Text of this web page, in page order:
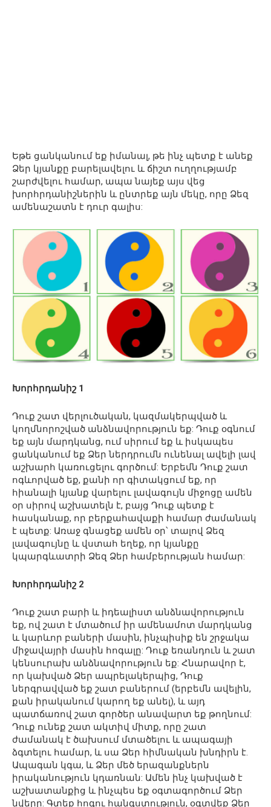
Եթե ​​ցանկանում եք իմանալ, թե ինչ պետք է անեք
Ձեր կյանքը բարելավելու և ճիշտ ուղղությամբ
շարժվելու համար, ապա նայեք այս վեց
խորհրդանիշներին և ընտրեք այն մեկը, որը Ձեզ
ամենաշատն է դուր գալիս:
Խորհրդանիշ 1
Դուք շատ վերլուծական, կազմակերպված և
կողմնորոշված ​​անձնավորություն եք: Դուք օգնում
եք այն մարդկանց, ում սիրում եք և իսկապես
ցանկանում եք Ձեր ներդրումն ունենալ ավելի լավ
աշխարհ կառուցելու գործում: Երբեմն Դուք շատ
ոգևորված եք, քանի որ գիտակցում եք, որ
հիանալի կյանք վարելու լավագույն միջոցը ամեն
օր սիրով աշխատելն է, բայց Դուք պետք է
հասկանաք, որ բերքահավաքի համար ժամանակ
է պետք: Առաջ գնացեք ամեն օր՝ տալով Ձեզ
լավագույնը և վստահ եղեք, որ կյանքը
կպարգևատրի Ձեզ Ձեր համբերության համար:
Խորհրդանիշ 2
Դուք շատ բարի և իդեալիստ անձնավորություն
եք, ով շատ է մտածում իր ամենամոտ մարդկանց
և կարևոր բաների մասին, ինչպիսիք են շրջակա
միջավայրի մասին հոգալը: Դուք եռանդուն և շատ
կենսուրախ անձնավորություն եք: Հնարավոր է,
որ կախված Ձեր ապրելակերպից, Դուք
ներգրավված եք շատ բաներում (երբեմն ավելին,
քան իրականում կարող եք անել), և այդ
պատճառով շատ գործեր անավարտ եք թողնում:
Դուք ունեք շատ ակտիվ միտք, որը շատ
ժամանակ է ծախսում մտածելու և ապագայի
ձգտելու համար, և սա Ձեր հիմնական խնդիրն է.
Ապագան կգա, և Ձեր մեծ երազանքներն
իրականություն կդառնան: Ամեն ինչ կախված է
աշխատանքից և ինչպես եք օգտագործում Ձեր
նվերը: Գտեք հոգու հանգստություն, օգտվեք Ձեր